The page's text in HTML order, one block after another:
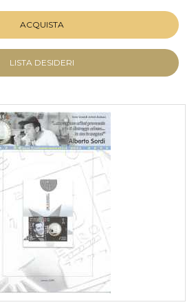
ACQUISTA
LISTA DESIDERI